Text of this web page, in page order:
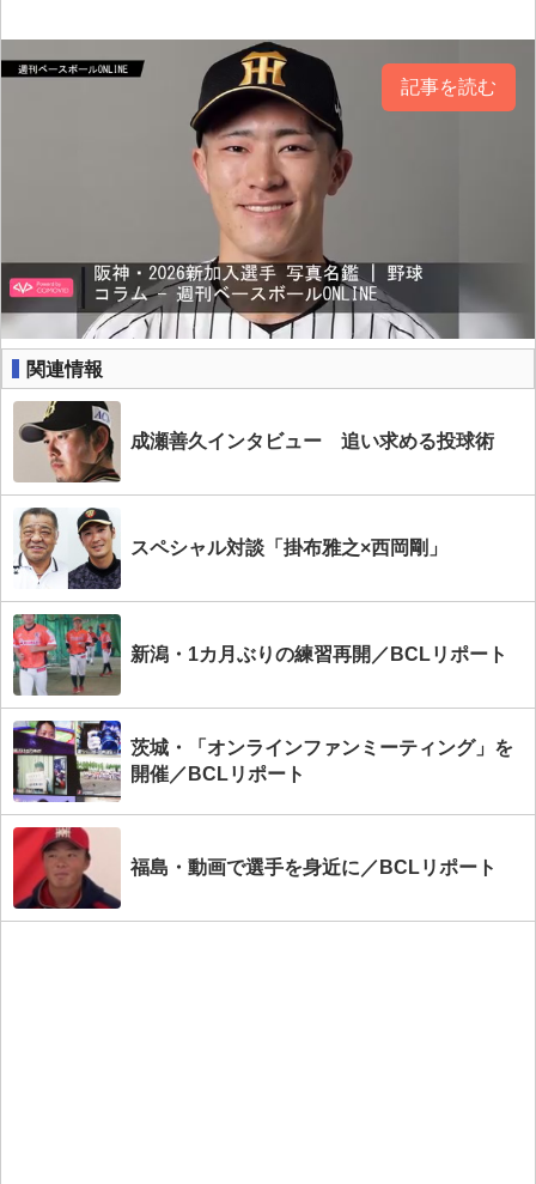
記事を読む
関連情報
成瀬善久インタビュー 追い求める投球術
スペシャル対談「掛布雅之×西岡剛」
新潟・1カ月ぶりの練習再開／BCLリポート
茨城・「オンラインファンミーティング」を
開催／BCLリポート
福島・動画で選手を身近に／BCLリポート